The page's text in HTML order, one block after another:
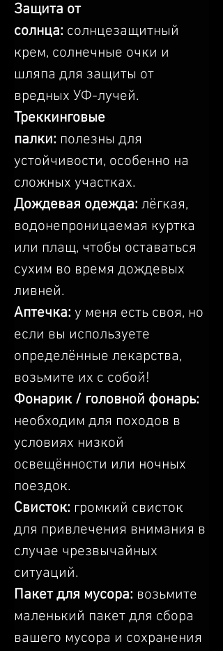
Защита от
солнца: солнцезащитный
крем, солнечные очки и
шляпа для защиты от
вредных УФ-лучей.
Треккинговые
палки: полезны для
устойчивости, особенно на
сложных участках.
Дождевая одежда: лёгкая,
водонепроницаемая куртка
или плащ, чтобы оставаться
сухим во время дождевых
ливней.
Аптечка: у меня есть своя, но
если вы используете
определённые лекарства,
возьмите их с собой!
Фонарик / головной фонарь:
необходим для походов в
условиях низкой
освещённости или ночных
поездок.
Свисток: громкий свисток
для привлечения внимания в
случае чрезвычайных
ситуаций.
Пакет для мусора: возьмите
маленький пакет для сбора
вашего мусора и сохранения